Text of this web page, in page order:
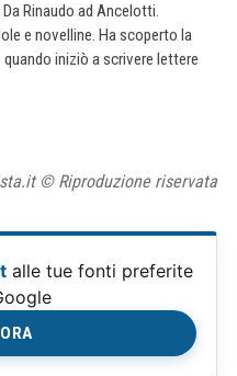
Rinaudo ad Ancelotti.
e novelline. Ha scoperto la
iniziò a scrivere lettere
© Riproduzione riservata
alle tue fonti preferite